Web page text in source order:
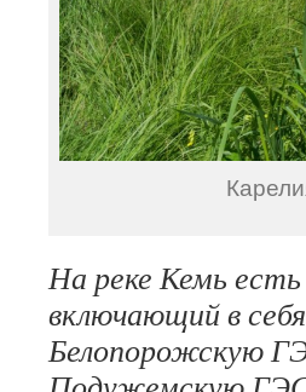
На реке Кемь
включающий в
Белопорожскую